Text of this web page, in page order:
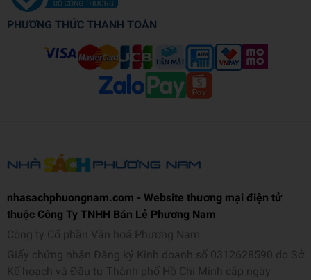
PHƯƠNG THỨC THANH TOÁN
nhasachphuongnam.com - Website thương mại điện tử
thuộc Công Ty TNHH Bán Lẻ Phương Nam
Công ty Cổ phần Văn hoá Phương Nam
Giấy chứng nhận Đăng ký Kinh doanh số 0312628590 do Sở
Kế hoạch và Đầu tư Thành phố Hồ Chí Minh cấp ngày